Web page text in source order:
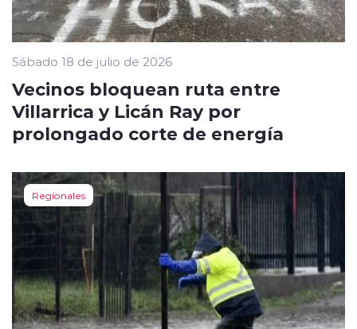
Sábado 18 de julio de 2026
Vecinos bloquean ruta entre
Villarrica y Licán Ray por
prolongado corte de energía
Regionales